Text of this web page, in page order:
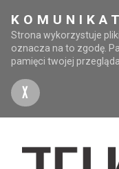
Strona wykorzystuje
oznacza na to zgodę.
pamięci twojej
X